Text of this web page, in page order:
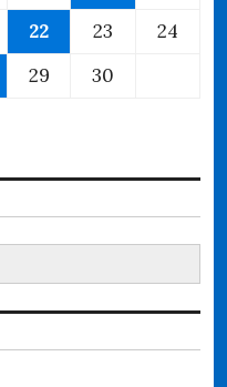
22 23
24
29 30